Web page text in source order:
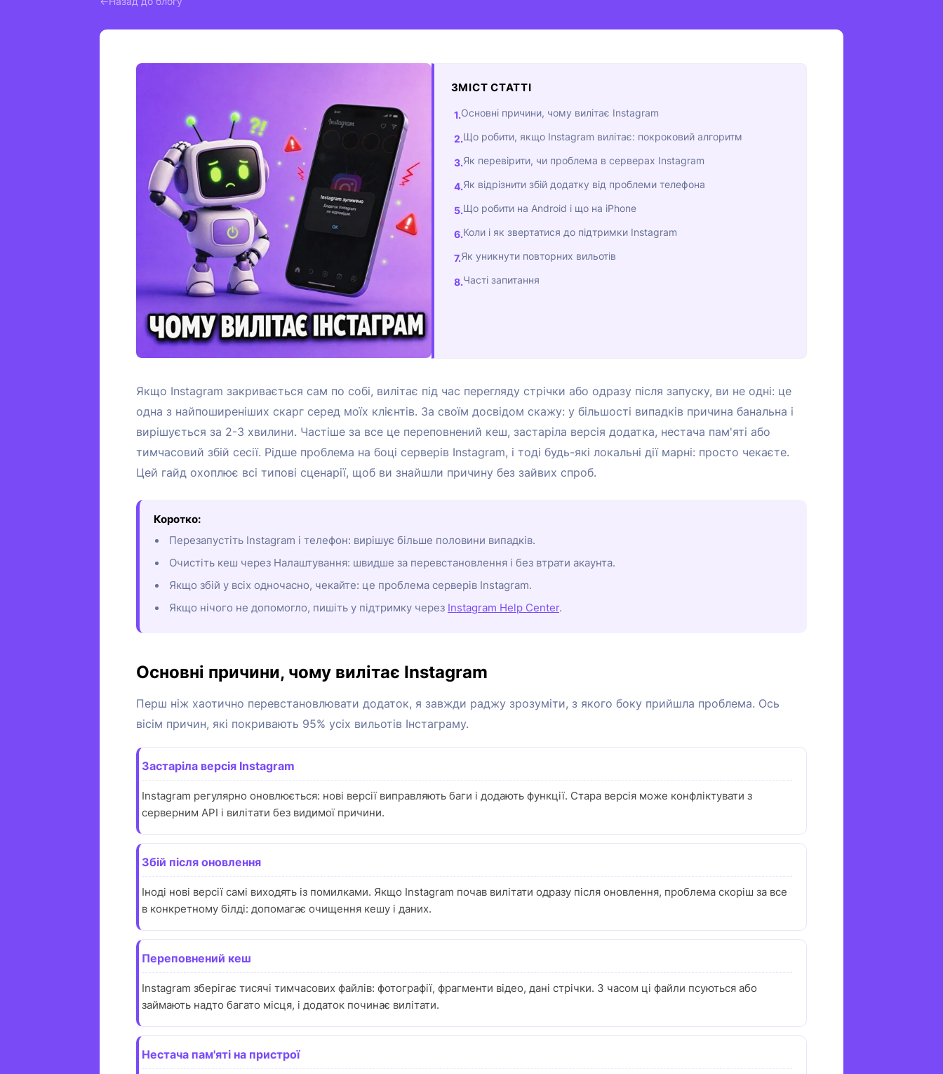
ЗМІСТ СТАТТІ
Основні причини, чому вилітає Instagram
Що робити, якщо Instagram вилітає: покроковий алгоритм
Як перевірити, чи проблема в серверах Instagram
Як відрізнити збій додатку від проблеми телефона
Що робити на Android і що на iPhone
Коли і як звертатися до підтримки Instagram
Як уникнути повторних вильотів
Часті запитання
Якщо Instagram закривається сам по собі, вилітає під час перегляду стрічки або одразу після запуску, ви не одні: це
одна з найпоширеніших скарг серед моїх клієнтів. За своїм досвідом скажу: у більшості випадків причина банальна і
вирішується за 2-3 хвилини. Частіше за все це переповнений кеш, застаріла версія додатка, нестача пам'яті або
тимчасовий збій сесії. Рідше проблема на боці серверів Instagram, і тоді будь-які локальні дії марні: просто чекаєте.
Цей гайд охоплює всі типові сценарії, щоб ви знайшли причину без зайвих спроб.
Коротко:
Перезапустіть Instagram і телефон: вирішує більше половини випадків.
Очистіть кеш через Налаштування: швидше за перевстановлення і без втрати акаунта.
Якщо збій у всіх одночасно, чекайте: це проблема серверів Instagram.
Якщо нічого не допомогло, пишіть у підтримку через Instagram Help Center.
Основні причини, чому вилітає Instagram
Перш ніж хаотично перевстановлювати додаток, я завжди раджу зрозуміти, з якого боку прийшла проблема. Ось
вісім причин, які покривають 95% усіх вильотів Інстаграму.
Застаріла версія Instagram
Instagram регулярно оновлюється: нові версії виправляють баги і додають функції. Стара версія може конфліктувати з
серверним API і вилітати без видимої причини.
Збій після оновлення
Іноді нові версії самі виходять із помилками. Якщо Instagram почав вилітати одразу після оновлення, проблема скоріш за все
в конкретному білді: допомагає очищення кешу і даних.
Переповнений кеш
Instagram зберігає тисячі тимчасових файлів: фотографії, фрагменти відео, дані стрічки. З часом ці файли псуються або
займають надто багато місця, і додаток починає вилітати.
Нестача пам'яті на пристрої